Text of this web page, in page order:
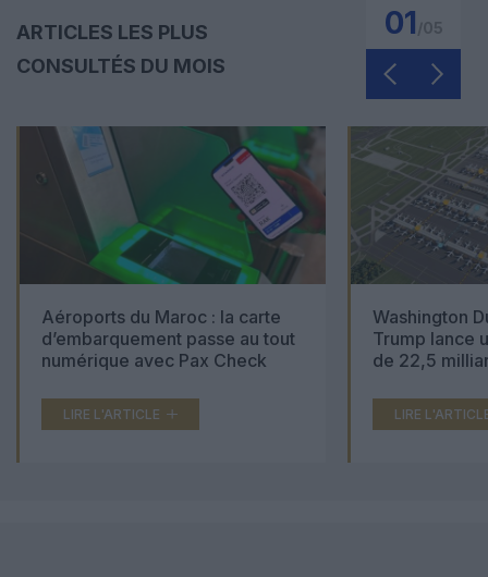
ARTICLES LES PLUS
CONSULTÉS DU MOIS
01
Aéroports du Maroc : la carte
d’embarquement passe au tout
numérique avec Pax Check
LIRE L'ARTICLE
Washington
Trump lance
de 22,5
LIRE